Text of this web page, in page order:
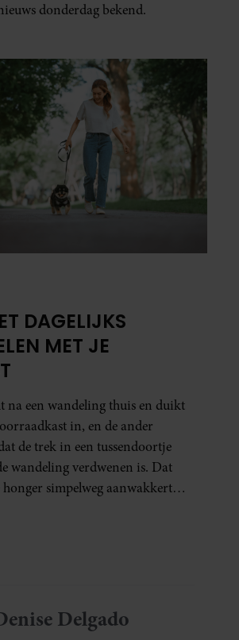
donderdag bekend.
DAGELIJKS
MET JE
na een wandeling thuis en duikt
in, en de ander
de trek in een tussendoortje
wandeling verdwenen is. Dat
simpelweg aanwakkert,
Delgado